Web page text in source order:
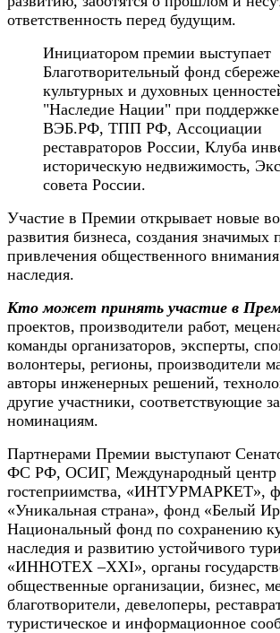
ответственность перед будущим.
Инициатором премии выступает
Благотворительный фонд
культурных и духовных
"Наследие Нации" при
ВЭБ.РФ, ТПП РФ, Ассоциации
реставраторов России, Клуба
историческую недвижимость,
совета России.
Участие в Премии открывает новые
развития бизнеса, создания значимых
привлечения общественного
наследия.
Кто может принять участие в
проектов, производители работ,
команды организаторов, эксперты,
волонтеры, регионы, производители
авторы инженерных решений,
другие участники, соответствующие
номинациям.
Партнерами Премии выступают
ФС РФ, ОСИГ, Международный центр
гостеприимства, «ИНТУРМАРКЕТ»,
«Уникальная страна», фонд «Белый
Национальный фонд по сохранению
наследия и развитию устойчивого
«ИННОТЕX –XXI», органы
общественные организации, бизнес,
благотворители, девелоперы,
туристическое и информационное